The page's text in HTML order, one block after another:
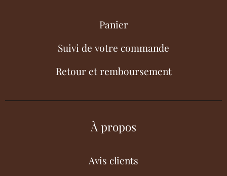
Panier
Suivi de votre commande
Retour et remboursement
À propos
Avis clients